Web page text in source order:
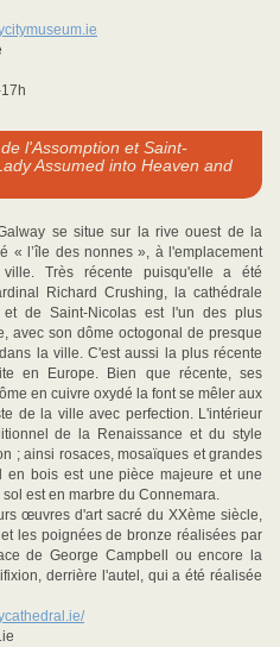
l'Assomption et Saint-
Assumed into Heaven and
se situe sur la rive ouest de la
« l’île des nonnes », à l'emplacement
Très récente puisqu'elle a été
Richard Crushing, la cathédrale
et de Saint-Nicolas est l'un des plus
avec son dôme octogonal de presque
la ville. C'est aussi la plus récente
en Europe. Bien que récente, ses
en cuivre oxydé la font se mêler aux
de la ville avec perfection. L'intérieur
de la Renaissance et du style
; ainsi rosaces, mosaïques et grandes
en bois est une pièce majeure et une
est en marbre du Connemara.
œuvres d'art sacré du XXème siècle,
les poignées de bronze réalisées par
de George Campbell ou encore la
derrière l'autel, qui a été réalisée